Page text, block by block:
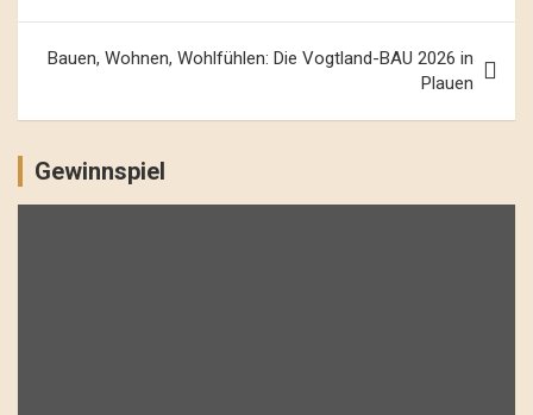
Bauen, Wohnen, Wohlfühlen: Die Vogtland-BAU 2026 in
Plauen
Gewinnspiel